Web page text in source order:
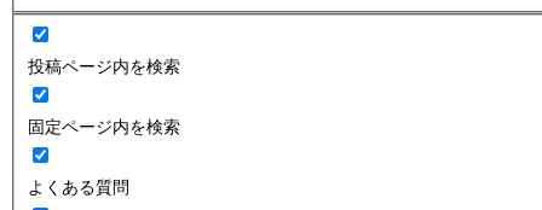
投稿ページ内を検索
固定ページ内を検索
よくある質問